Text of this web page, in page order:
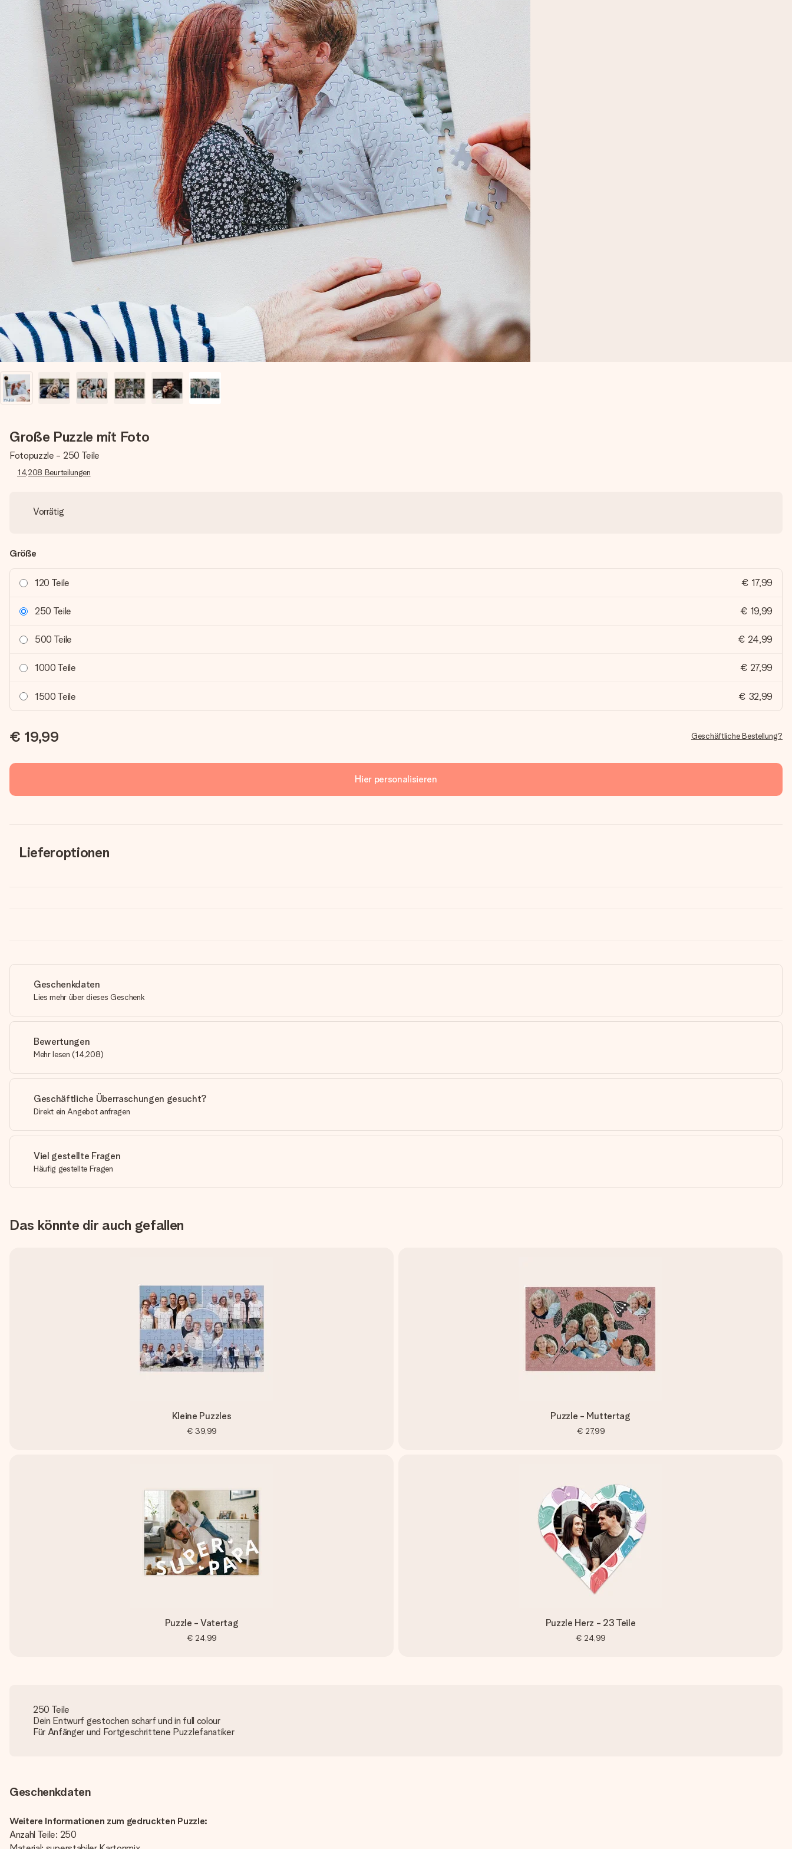
Große Puzzle mit Foto
Fotopuzzle - 250 Teile
14,208 Beurteilungen
Vorrätig
Größe
120 Teile € 17,99
250 Teile € 19,99
500 Teile € 24,99
1000 Teile € 27,99
1500 Teile € 32,99
€ 19,99 Geschäftliche Bestellung?
Hier personalisieren
Lieferoptionen
Geschenkdaten
Lies mehr über dieses Geschenk
Bewertungen
Mehr lesen (14,208)
Geschäftliche Überraschungen gesucht?
Direkt ein Angebot anfragen
Viel gestellte Fragen
Häufig gestellte Fragen
Das könnte dir auch gefallen
Kleine Puzzles
€ 39,99
Puzzle - Muttertag
€ 27,99
Puzzle - Vatertag
€ 24,99
Puzzle Herz - 23 Teile
€ 24,99
250 Teile
Dein Entwurf gestochen scharf und in full colour
Für Anfänger und Fortgeschrittene Puzzlefanatiker
Geschenkdaten
Weitere Informationen zum gedruckten Puzzle:
Anzahl Teile: 250